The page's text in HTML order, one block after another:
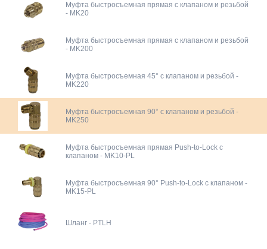
Муфта быстросъемная прямая с клапаном и резьбой
- MK20
Муфта быстросъемная прямая с клапаном и резьбой
- MK200
Муфта быстросъемная 45° с клапаном и резьбой -
MK220
Муфта быстросъемная 90° с клапаном и резьбой -
MK250
Муфта быстросъемная прямая Push-to-Lock с
клапаном - MK10-PL
Муфта быстросъемная 90° Push-to-Lock с клапаном -
MK15-PL
Шланг - PTLH